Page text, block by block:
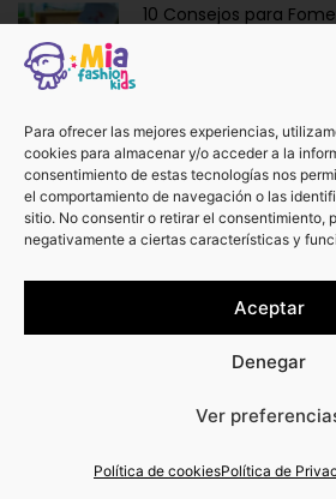
Para ofrecer las mejores experiencias,
cookies para almacenar y/o acceder a la
consentimiento de estas tecnologías nos
el comportamiento de navegación o las
sitio. No consentir o retirar el consentimiento,
negativamente a ciertas características y
Aceptar
Denegar
Ver
Política de cookiesPolítica de
10 Consejos para
Ropa y Accesorios
Nacidos: La Dulzura de
Pequeños.
¡No te pierdas otros
Ver más
© 2023 · Mia Fashion Kids ·
¿Te podemos ayudar?